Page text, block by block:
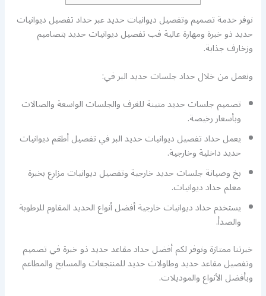
نوفر خدمة تصميم وتفصيل ديوانيات حديد عبر حداد تفصيل ديوانيات
حديد ذو خبرة ومهارة عالية فب تفصيل ديوانيات حديد بتصاميم
وزخارف جذابة.
ونعمل من خلال حداد جلسات حديد البر في:
تصميم جلسات حديد متينة للغرف والجلسات الواسعة والصالات
وبأسعار رخيصة.
يعمل حداد تفصيل ديوانيات حديد البر في تفصيل أطقم ديوانيات
حديد داخلية وخارجية.
بخ وصيانة جلسات حديد خارجية وتفصيل ديوانيات مزارع بخبرة
معلم حداد ديوانيات.
يستخدم حداد ديوانيات خارجية أفضل أنواع الحديد المقاوم للرطوبة
والصدأ.
خبرتنا ممتازة ونوفر لكم أفضل حداد مقاعد حديد ذو خبرة في تصميم
وتفصيل مقاعد حديد وطاولات حديد للمنتجعات والمسابح والمطاعم
وبأفضل الأنواع والموديلات.